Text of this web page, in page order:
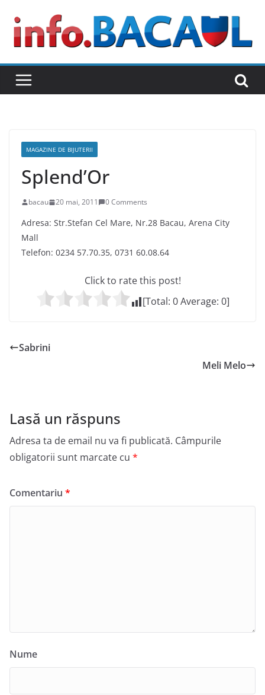
content
MAGAZINE DE BIJUTERII
Splend’Or
bacau 20 mai, 2011 0 Comments
Adresa: Str.Stefan Cel Mare, Nr.28 Bacau, Arena City
Mall
Telefon: 0234 57.70.35, 0731 60.08.64
Click to rate this post!
[Total: 0Average: 0]
Sabrini
Meli Melo
Lasă un răspuns
Adresa ta de email nu va fi publicată. Câmpurile
obligatorii sunt marcate cu *
Comentariu *
Nume